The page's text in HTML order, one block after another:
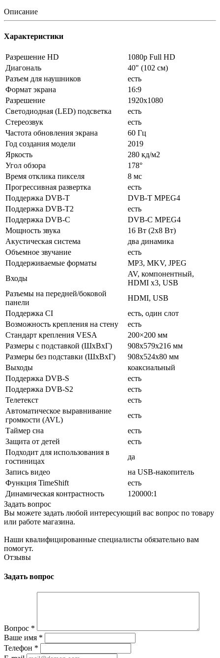
Описание
Характеристики
Разрешение HD
1080p Full HD
Диагональ
40" (102 см)
Разъем для наушников
есть
Формат экрана
16:9
Разрешение
1920x1080
Светодиодная (LED) подсветка
есть
Стереозвук
есть
Частота обновления экрана
60 Гц
Год создания модели
2019
Яркость
280 кд/м2
Угол обзора
178°
Время отклика пикселя
8 мс
Прогрессивная развертка
есть
Поддержка DVB-T
DVB-T MPEG4
Поддержка DVB-T2
есть
Поддержка DVB-C
DVB-C MPEG4
Мощность звука
16 Вт (2х8 Вт)
Акустическая система
два динамика
Объемное звучание
есть
Поддерживаемые форматы
MP3, MKV, JPEG
Входы
AV, компонентный,
HDMI x3, USB
Разъемы на передней/боковой
панели
HDMI, USB
Поддержка CI
есть, один слот
Возможность крепления на стену
есть
Стандарт крепления VESA
200×200 мм
Размеры с подставкой (ШxВxГ)
908x579x216 мм
Размеры без подставки (ШxВxГ)
908x524x80 мм
Выходы
коаксиальный
Поддержка DVB-S
есть
Поддержка DVB-S2
есть
Телетекст
есть
Автоматическое выравнивание
громкости (AVL)
есть
Таймер сна
есть
Защита от детей
есть
Подходит для использования в
гостиницах
да
Запись видео
на USB-накопитель
Функция TimeShift
есть
Динамическая контрастность
120000:1
Задать вопрос
Вы можете задать любой интересующий вас вопрос по товару
или работе магазина.
Наши квалифицированные специалисты обязательно вам
помогут.
Отзывы
Задать вопрос
Вопрос *
Ваше имя *
Телефон *